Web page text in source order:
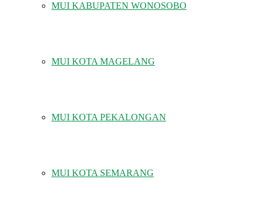
MUI KABUPATEN WONOSOBO
MUI KOTA MAGELANG
MUI KOTA PEKALONGAN
MUI KOTA SEMARANG